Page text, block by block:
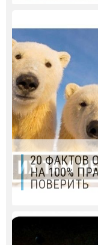
20 ФАКТОВ
НА 100%
ПОВЕРИТЬ